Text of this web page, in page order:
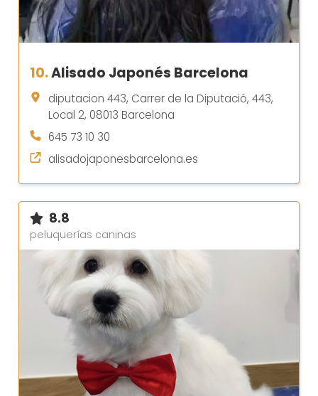
10.Alisado Japonés Barcelona
diputacion 443, Carrer de la Diputació, 443,
Local 2, 08013 Barcelona
645 73 10 30
alisadojaponesbarcelona.es
8.8
peluquerías caninas